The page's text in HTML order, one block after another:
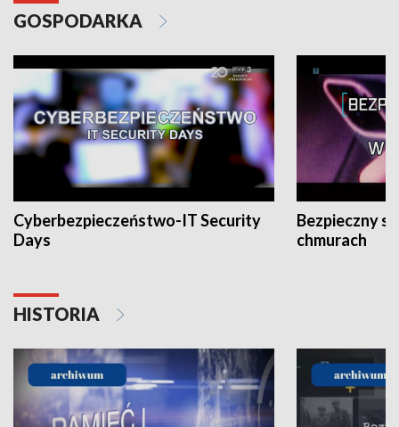
GOSPODARKA
Cyberbezpieczeństwo-IT Security
Days
Bezpieczny
chmurach
HISTORIA